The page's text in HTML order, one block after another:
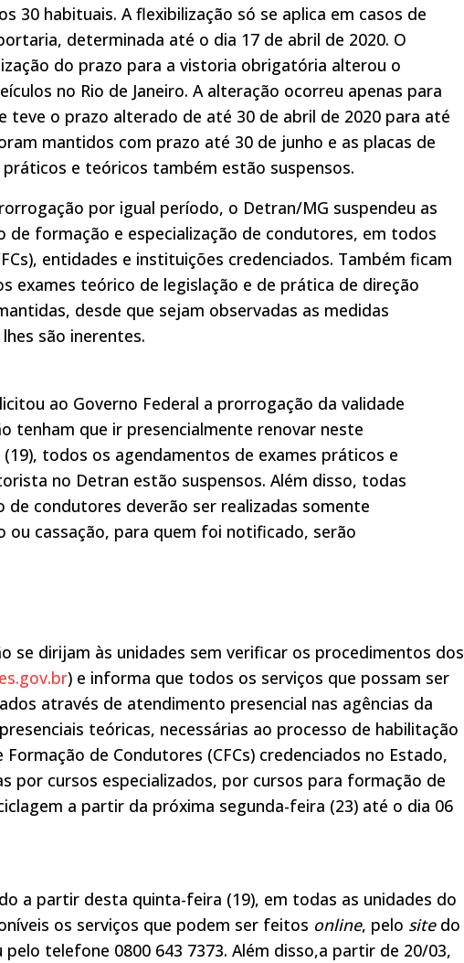
30 habituais. A flexibilização só se aplica em casos de
determinada até o dia 17 de abril de 2020. O
do prazo para a vistoria obrigatória alterou o
no Rio de Janeiro. A alteração ocorreu apenas para
teve o prazo alterado de até 30 de abril de 2020 para até
mantidos com prazo até 30 de junho e as placas de
e teóricos também estão suspensos.
por igual período, o Detran/MG suspendeu as
de formação e especialização de condutores, em todos
entidades e instituições credenciados. Também ficam
exames teórico de legislação e de prática de direção
desde que sejam observadas as medidas
são inerentes.
ao Governo Federal a prorrogação da validade
tenham que ir presencialmente renovar neste
todos os agendamentos de exames práticos e
no Detran estão suspensos. Além disso, todas
de condutores deverão ser realizadas somente
ou cassação, para quem foi notificado, serão
se dirijam às unidades sem verificar os procedimentos dos
) e informa que todos os serviços que possam ser
através de atendimento presencial nas agências da
teóricas, necessárias ao processo de habilitação
de Condutores (CFCs) credenciados no Estado,
por cursos especializados, por cursos para formação de
a partir da próxima segunda-feira (23) até o dia 06
a partir desta quinta-feira (19), em todas as unidades do
os serviços que podem ser feitos online, pelo sitedo
telefone 0800 643 7373. Além disso,a partir de 20/03,